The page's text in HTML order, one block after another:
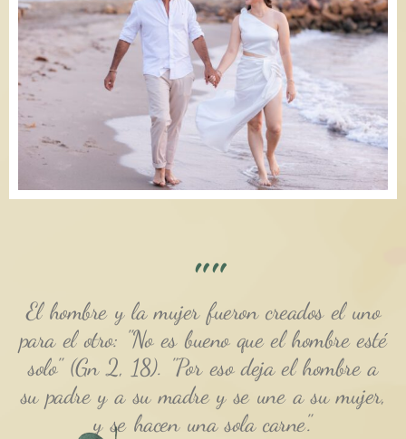
""
El hombre y la mujer fueron creados el uno
para el otro: "No es bueno que el hombre esté
solo" (Gn 2, 18). "Por eso deja el hombre a
su padre y a su madre y se une a su mujer,
y se hacen una sola carne".